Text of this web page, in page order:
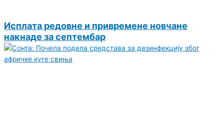
Исплата редовне и привремене новчане
накнаде за септембар